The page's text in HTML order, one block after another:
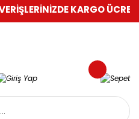
KARGO